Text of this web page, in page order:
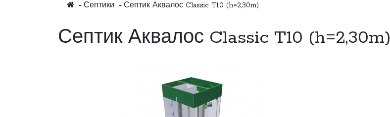
Септики Септик Аквалос Classic T10 (h=2,30m)
Септик Аквалос Classic T10 (h=2,30m)